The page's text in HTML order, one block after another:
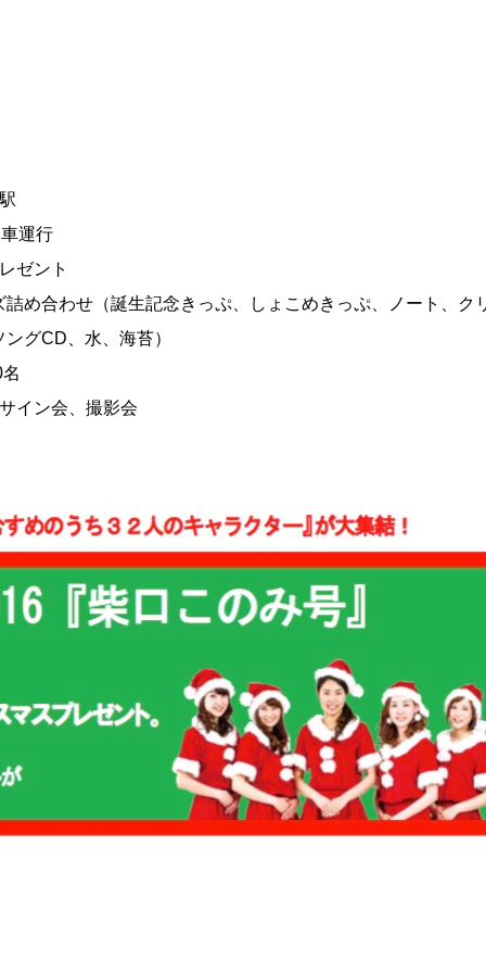
運行
ゼント
合わせ（誕生記念きっぷ、しょこめきっぷ、ノート、ク
グCD、水、海苔）
イン会、撮影会